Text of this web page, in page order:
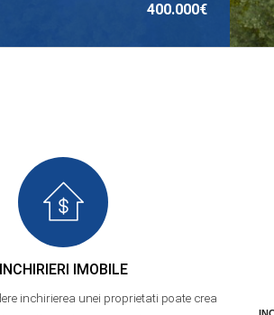
400.000€
INCHIRIERI IMOBILE
inchirierea unei proprietati poate crea